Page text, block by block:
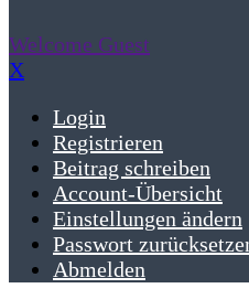
Welcome Guest
X
Login
Registrieren
Beitrag schreiben
Account-Übersicht
Einstellungen ändern
Passwort
Abmelden